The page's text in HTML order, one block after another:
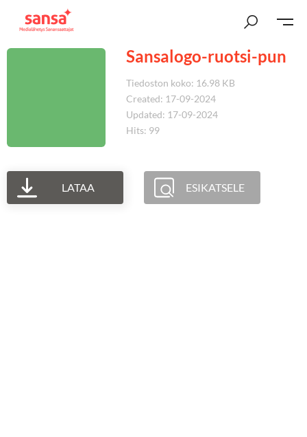
Sansalogo-ruotsi-pun
Tiedoston koko: 16.98 KB
Created: 17-09-2024
Updated: 17-09-2024
Hits: 99
LATAA ESIKATSELE